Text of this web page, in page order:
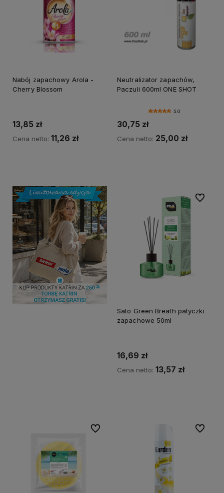
Nabój zapachowy Arola -
Cherry Blossom
13,85 zł
Cena netto: 11,26 zł
Neutralizator zapachów,
Paczuli 600ml ONE SHOT
5.0
30,75 zł
Cena netto: 25,00 zł
Sato Green Breath patyczki
zapachowe 50ml
16,69 zł
Cena netto: 13,57 zł
Do
Do ulubionych Do